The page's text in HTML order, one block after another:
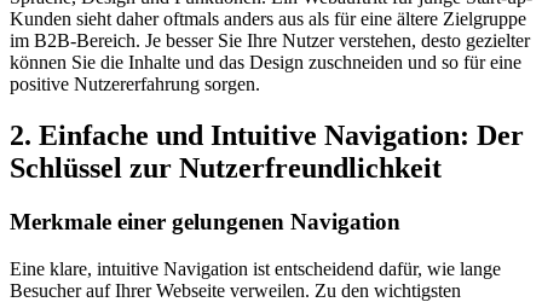
Kunden sieht daher oftmals anders aus als für eine ältere Zielgruppe
im B2B-Bereich. Je besser Sie Ihre Nutzer verstehen, desto gezielter
können Sie die Inhalte und das Design zuschneiden und so für eine
positive Nutzererfahrung sorgen.
2. Einfache und Intuitive Navigation: Der
Schlüssel zur Nutzerfreundlichkeit
Merkmale einer gelungenen Navigation
Eine klare, intuitive Navigation ist entscheidend dafür, wie lange
Besucher auf Ihrer Webseite verweilen. Zu den wichtigsten